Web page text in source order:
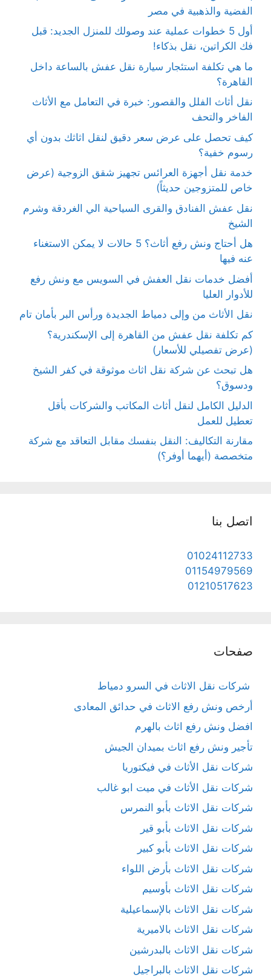
الفضية والذهبية في مصر
أول 5 خطوات عملية عند وصولك للمنزل الجديد: قبل
فك الكراتين، نقل بذكاء!
ما هي تكلفة استئجار سيارة نقل عفش بالساعة داخل
القاهرة؟
نقل أثاث الفلل والقصور: خبرة في التعامل مع الأثاث
الفاخر والتحف
كيف تحصل على عرض سعر دقيق لنقل اثاثك بدون أي
رسوم خفية؟
خدمة نقل أجهزة العرائس تجهيز شقق الزوجية (عرض
خاص للمتزوجين حديثاً)
نقل عفش الفنادق والقرى السياحية الي الغردقة وشرم
الشيخ
هل أحتاج ونش رفع أثاث؟ 5 حالات لا يمكن الاستغناء
عنه فيها
أفضل خدمات نقل العفش في السويس مع ونش رفع
للأدوار العليا
نقل الأثاث من وإلى دمياط الجديدة ورأس البر بأمان تام
كم تكلفة نقل عفش من القاهرة إلى الإسكندرية؟
(عرض تفصيلي للأسعار)
هل تبحث عن شركة نقل اثاث موثوقة في كفر الشيخ
ودسوق؟
الدليل الكامل لنقل أثاث المكاتب والشركات بأقل
تعطيل للعمل
مقارنة التكاليف: النقل بنفسك مقابل التعاقد مع شركة
متخصصة (أيهما أوفر؟)
اتصل بنا
01024112733
01154979569
01210517623
صفحات
شركات نقل الاثاث في السرو دمياط
أرخص ونش رفع الاثاث في حدائق المعادى
افضل ونش رفع اثاث بالهرم
تأجير ونش رفع اثاث بميدان الجيش
شركات نقل الأثاث في فيكتوريا
شركات نقل الأثاث في ميت ابو غالب
شركات نقل الاثاث بأبو النمرس
شركات نقل الاثاث بأبو قير
شركات نقل الاثاث بأبو كبير
شركات نقل الاثاث بأرض اللواء
شركات نقل الاثاث بأوسيم
شركات نقل الاثاث بالإسماعيلية
شركات نقل الاثاث بالاميرية
شركات نقل الاثاث بالبدرشين
شركات نقل الاثاث بالبراجيل